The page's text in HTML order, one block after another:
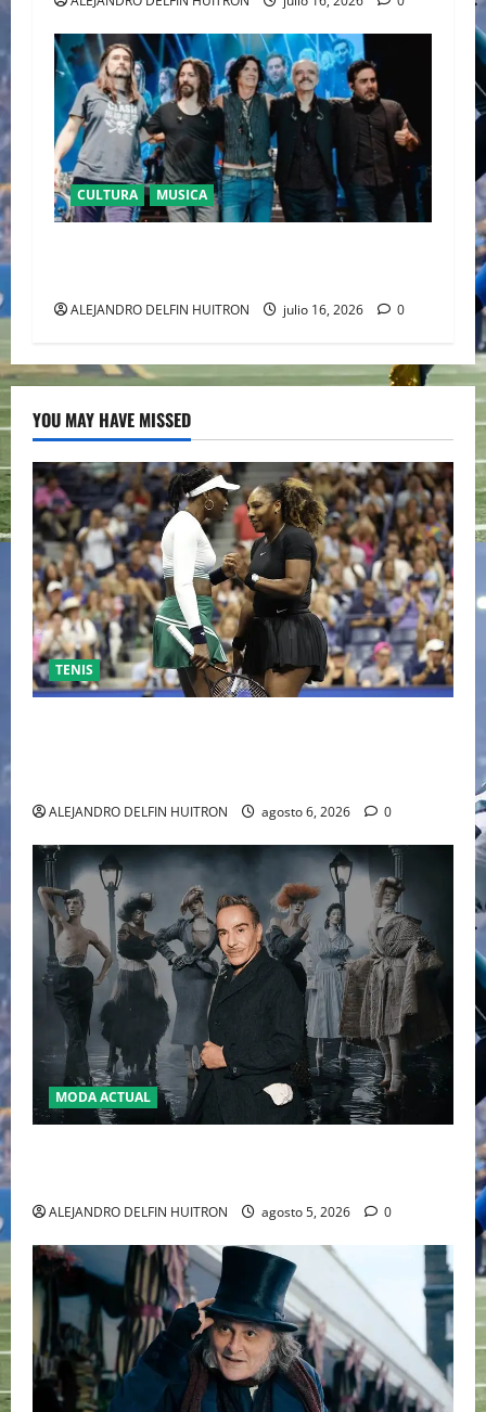
CULTURA MUSICA
ALEJANDRO DELFIN HUITRON julio 16, 2026 0
YOU MAY HAVE MISSED
TENIS
ALEJANDRO DELFIN HUITRON agosto 6, 2026 0
MODA ACTUAL
ALEJANDRO DELFIN HUITRON agosto 5, 2026 0